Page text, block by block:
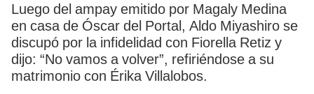
Luego del ampay emitido por Magaly Medina
en casa de Óscar del Portal, Aldo Miyashiro se
discupó por la infidelidad con Fiorella Retiz y
dijo: “No vamos a volver”, refiriéndose a su
matrimonio con Érika Villalobos.